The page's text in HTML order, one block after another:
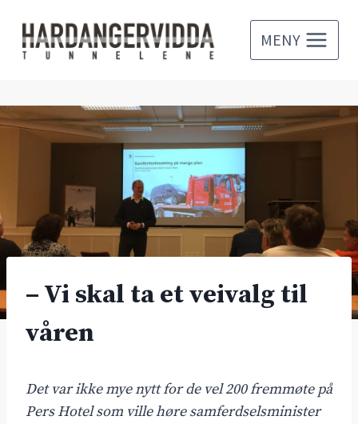
content
MENY
– Vi skal ta et veivalg til
våren
Det var ikke mye nytt for de vel 200 fremmøte på
Pers Hotel som ville høre samferdselsminister